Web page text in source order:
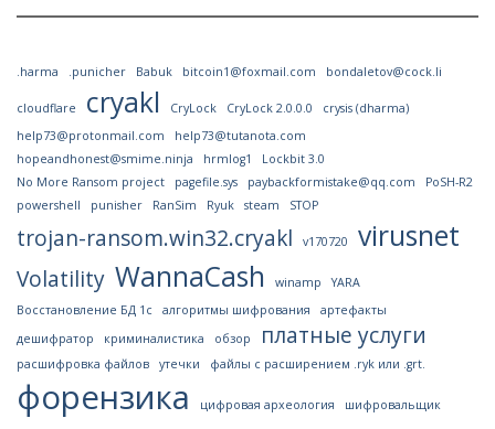
.harma .punicher Babuk bitcoin1@foxmail.com bondaletov@cock.li
cloudflare cryakl CryLock CryLock 2.0.0.0
crysis (dharma)
help73@protonmail.com
help73@tutanota.com
hopeandhonest@smime.ninja
hrmlog1
Lockbit 3.0
No More Ransom project
pagefile.sys paybackformistake@qq.com
PoSH-R2
powershell
punisher RanSim Ryuk steam STOP
trojan-ransom.win32.cryakl v170720 virusnet
Volatility WannaCash winamp
YARA
Восстановление БД 1с
алгоритмы шифрования
артефакты
дешифратор
криминалистика обзор платные услуги
расшифровка файлов утечки файлы с расширением .ryk или .grt.
форензика цифровая археология шифровальщик